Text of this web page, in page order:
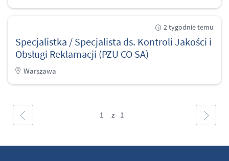
Specjalistka / Specjalista ds. Kontroli Jakości i
Obsługi Reklamacji (PZU CO SA)
2 tygodnie temu
Warszawa
1